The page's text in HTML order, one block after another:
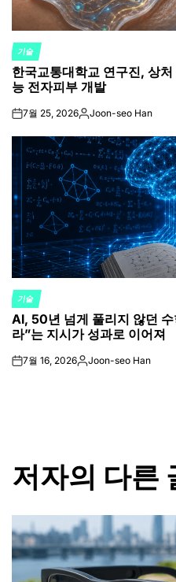
POSTED
IN
기술
한국교통대학교 연구진, 상
능 전자피부 개발
on7월 25, 2026Posted
Joon-seo Han
POSTED
IN
기술
AI, 50년 넘게 풀리지 않던
라”는 지시가 성과로 이어져
on7월 16, 2026Posted
Joon-seo Han
저자의 다른